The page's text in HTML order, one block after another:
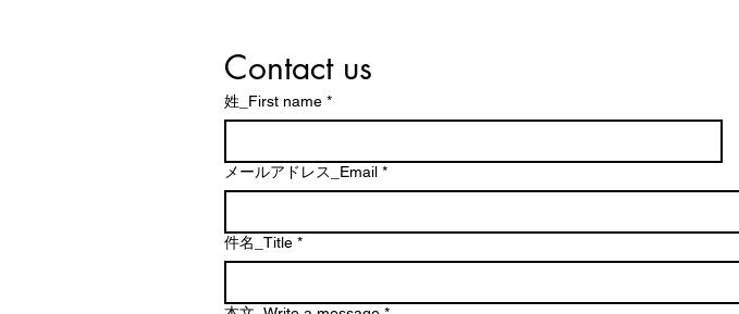
Contact us
姓_First name *
メールアドレス_Email *
件名_Title *